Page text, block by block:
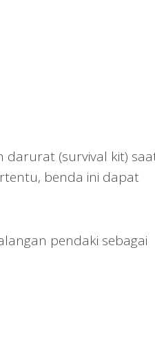
darurat (survival kit)
benda ini dapat
pendaki sebagai